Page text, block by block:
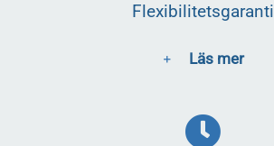
Flexibilitetsgaranti
Läs mer